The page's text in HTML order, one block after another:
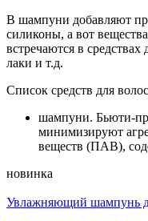
В шампуни добавляют
силиконы, а вот
встречаются в
лаки и т.д.
Список средств для
шампуни. Бьюти-
минимизируют
веществ (ПАВ),
новинка
Увлажняющий шампунь